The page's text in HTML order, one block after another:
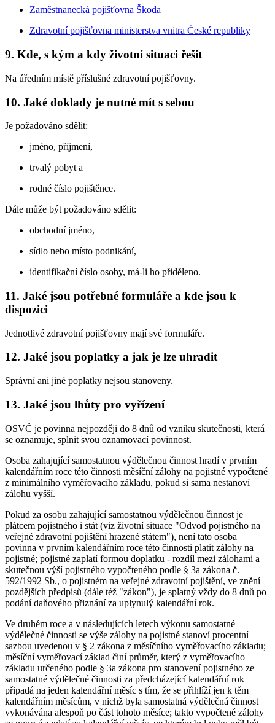
Zaměstnanecká pojišťovna Škoda
Zdravotní pojišťovna ministerstva vnitra České republiky
9. Kde, s kým a kdy životní situaci řešit
Na úředním místě příslušné zdravotní pojišťovny.
10. Jaké doklady je nutné mít s sebou
Je požadováno sdělit:
jméno, příjmení,
trvalý pobyt a
rodné číslo pojištěnce.
Dále může být požadováno sdělit:
obchodní jméno,
sídlo nebo místo podnikání,
identifikační číslo osoby, má-li ho přiděleno.
11. Jaké jsou potřebné formuláře a kde jsou k
dispozici
Jednotlivé zdravotní pojišťovny mají své formuláře.
12. Jaké jsou poplatky a jak je lze uhradit
Správní ani jiné poplatky nejsou stanoveny.
13. Jaké jsou lhůty pro vyřízení
OSVČ je povinna nejpozději do 8 dnů od vzniku skutečnosti, která
se oznamuje, splnit svou oznamovací povinnost.
Osoba zahajující samostatnou výdělečnou činnost hradí v prvním
kalendářním roce této činnosti měsíční zálohy na pojistné vypočtené
z minimálního vyměřovacího základu, pokud si sama nestanoví
zálohu vyšší.
Pokud za osobu zahajující samostatnou výdělečnou činnost je
plátcem pojistného i stát (viz životní situace "Odvod pojistného na
veřejné zdravotní pojištění hrazené státem"), není tato osoba
povinna v prvním kalendářním roce této činnosti platit zálohy na
pojistné; pojistné zaplatí formou doplatku - rozdíl mezi zálohami a
skutečnou výší pojistného vypočteného podle § 3a zákona č.
592/1992 Sb., o pojistném na veřejné zdravotní pojištění, ve znění
pozdějších předpisů (dále též "zákon"), je splatný vždy do 8 dnů po
podání daňového přiznání za uplynulý kalendářní rok.
Ve druhém roce a v následujících letech výkonu samostatné
výdělečné činnosti se výše zálohy na pojistné stanoví procentní
sazbou uvedenou v § 2 zákona z měsíčního vyměřovacího základu;
měsíční vyměřovací základ činí průměr, který z vyměřovacího
základu určeného podle § 3a zákona pro stanovení pojistného ze
samostatné výdělečné činnosti za předcházející kalendářní rok
připadá na jeden kalendářní měsíc s tím, že se přihlíží jen k těm
kalendářním měsícům, v nichž byla samostatná výdělečná činnost
vykonávána alespoň po část tohoto měsíce; takto vypočtené zálohy